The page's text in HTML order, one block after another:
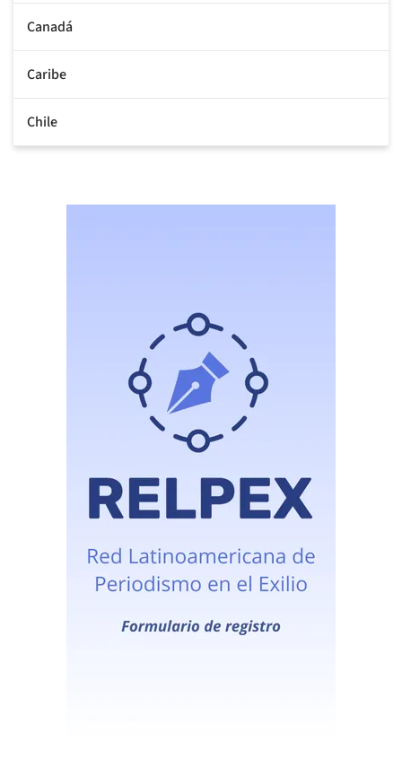
Canadá
Caribe
Chile